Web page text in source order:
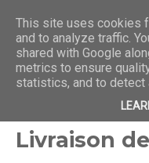
Livraison
This site uses cookies
and to analyze traffic.
shared with Google
metrics to ensure
statistics, and to detect